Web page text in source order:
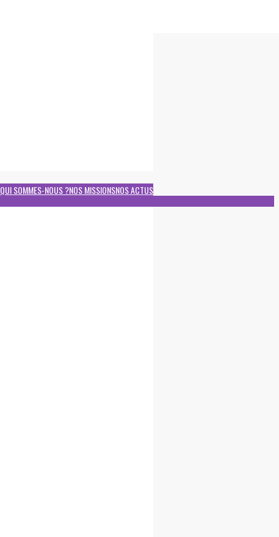
NOS ACTUS
NOS MISSIONS
QUI SOMMES-NOUS ?